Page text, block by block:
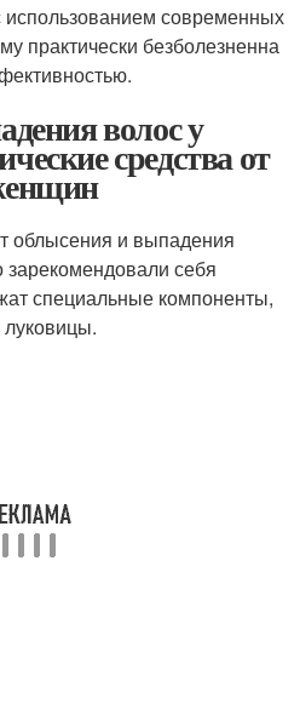
современных
практически безболезненна
волос у
средства от
облысения и выпадения
себя
специальные компоненты,